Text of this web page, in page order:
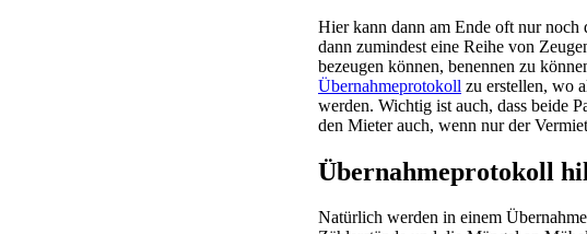
Hier kann dann am Ende oft nur noch
dann zumindest eine Reihe von
bezeugen können, benennen zu
Übernahmeprotokoll zu erstellen, wo
werden. Wichtig ist auch, dass beide
den Mieter auch, wenn nur der
Übernahmeprotokoll
Natürlich werden in einem